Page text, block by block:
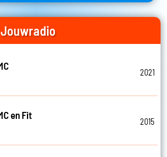
Jouwradio
2021
en Fit
2015